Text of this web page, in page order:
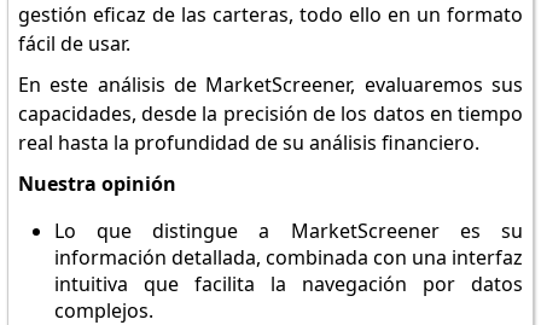
gestión eficaz de las carteras, todo ello en un formato
fácil de usar.
En este análisis de MarketScreener, evaluaremos sus
capacidades, desde la precisión de los datos en tiempo
real hasta la profundidad de su análisis financiero.
Nuestra opinión
Lo que distingue a MarketScreener es su
información detallada, combinada con una interfaz
intuitiva que facilita la navegación por datos
complejos.